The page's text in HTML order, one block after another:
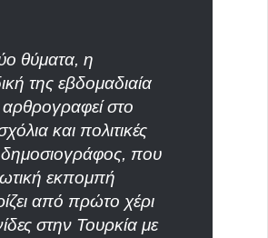
θύματα, η
της εβδομαδιαία
στο
και πολιτικές
δημοσιογράφος, που
εκπομπή
από πρώτο χέρι
στην Τουρκία με